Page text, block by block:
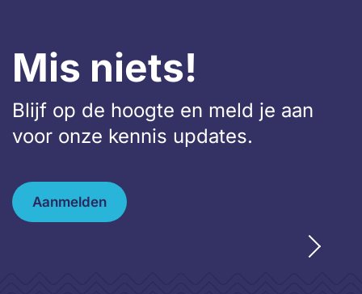
Mis niets!
Blijf op de hoogte en meld je aan
voor onze kennis updates.
Aanmelden